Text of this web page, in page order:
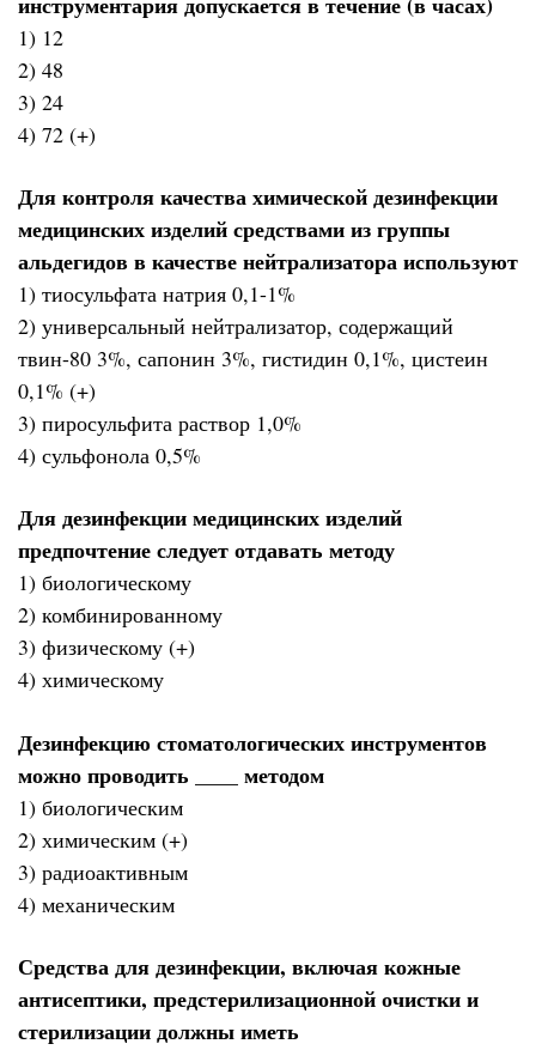
1) 12
2) 48
3) 24
4) 72 (+)
Для контроля качества химической дезинфекции
медицинских изделий средствами из группы
альдегидов в качестве нейтрализатора используют
1) тиосульфата натрия 0,1-1%
2) универсальный нейтрализатор, содержащий
твин-80 3%, сапонин 3%, гистидин 0,1%, цистеин
0,1% (+)
3) пиросульфита раствор 1,0%
4) сульфонола 0,5%
Для дезинфекции медицинских изделий
предпочтение следует отдавать методу
1) биологическому
2) комбинированному
3) физическому (+)
4) химическому
Дезинфекцию стоматологических инструментов
можно проводить ____ методом
1) биологическим
2) химическим (+)
3) радиоактивным
4) механическим
Средства для дезинфекции, включая кожные
антисептики, предстерилизационной очистки и
стерилизации должны иметь